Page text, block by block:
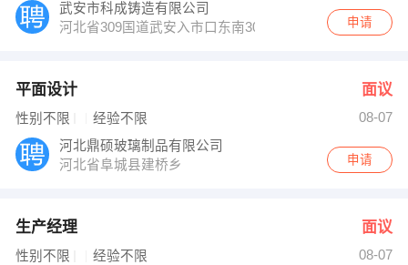
武安市科成铸造有限公司
河北省309国道武安入市口东南300米
申请
平面设计 面议
性别不限 经验不限
08-07
河北鼎硕玻璃制品有限公司
河北省阜城县建桥乡
申请
生产经理 面议
性别不限 经验不限
08-07